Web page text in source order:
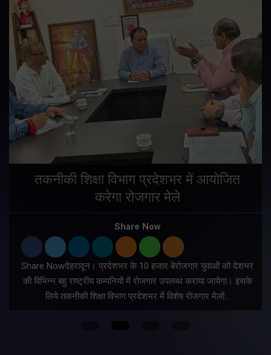
तकनीकी शिक्षा विभाग प्रदेशभर में आयोजित
करेगा रोजगार मेले
Share Now
Share Nowदेहरादून। प्रदेशभर के 10 हजार बेरोजगार युवाओं को देशभर
की विभिन्न बहु राष्ट्रीय कम्पनियों में रोजगार उपलब्ध कराया जायेगा। इसके
लिये तकनीकी शिक्षा विभाग प्रदेशभर में विशेष रोजगार मेलों…